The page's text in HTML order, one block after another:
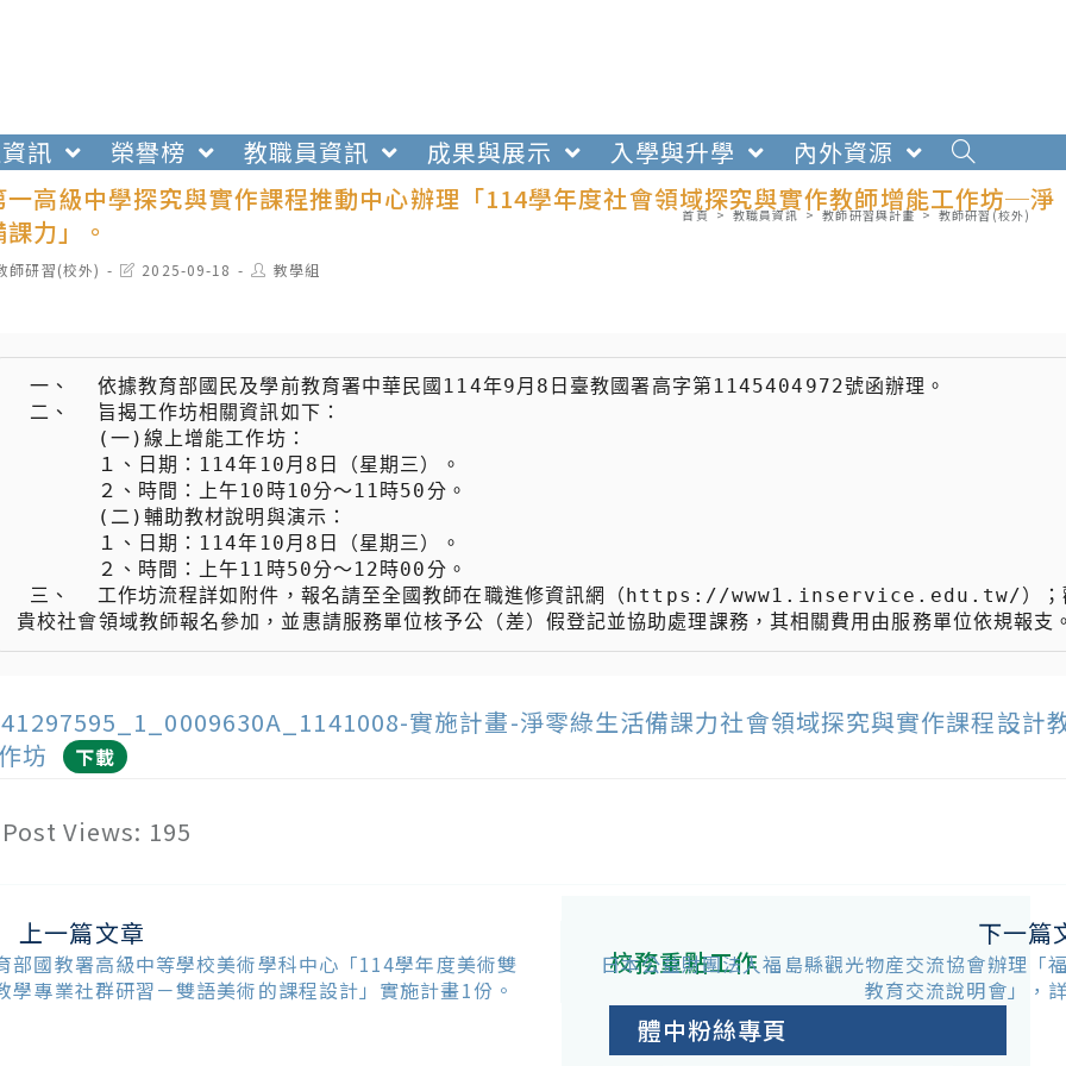
訊 榮譽榜 教職員資訊 成果與展示 入學與升學
內外資源
一高級中學探究與實作課程推動中心辦理「114學年度社會領域探究與實作教師增能工作坊─淨
力」。
首頁 > 教職員資訊 > 教師研習與計畫 > 教師研習(校外)
師研習(校外)
Post2025-09-18
Post教學組
一、  依據教育部國民及學前教育署中華民國114年9月8日臺教國署高字第1145404972號函辦理。
實施計畫-淨零綠生活備課力社會領域探究與實作課程設計
坊
下載
Post Views: 195
上一篇文章
部國教署高級中等學校美術學科中心「114學年度美術雙
學專業社群研習－雙語美術的課程設計」實施計畫1份。
下一篇
日本公益財團法人福島縣觀光物産交流協會辦理「
教育交流說明會」，
校務重點工作
體中粉絲專頁